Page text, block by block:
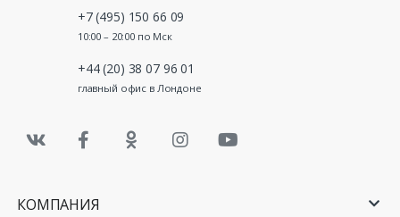
+7 (495) 150 66 09
10:00 – 20:00 по Мск
+44 (20) 38 07 96 01
главный офис в Лондоне
КОМПАНИЯ